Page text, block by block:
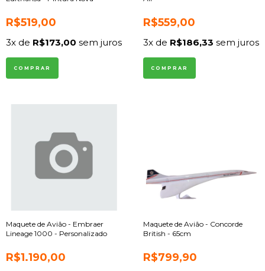
R$519,00
3x de R$173,00 sem juros
R$559,00
3x de R$186,33 sem juros
Maquete de Avião - Embraer
Lineage 1000 - Personalizado
R$1.190,00
Maquete de Avião - Concorde
British - 65cm
R$799,90